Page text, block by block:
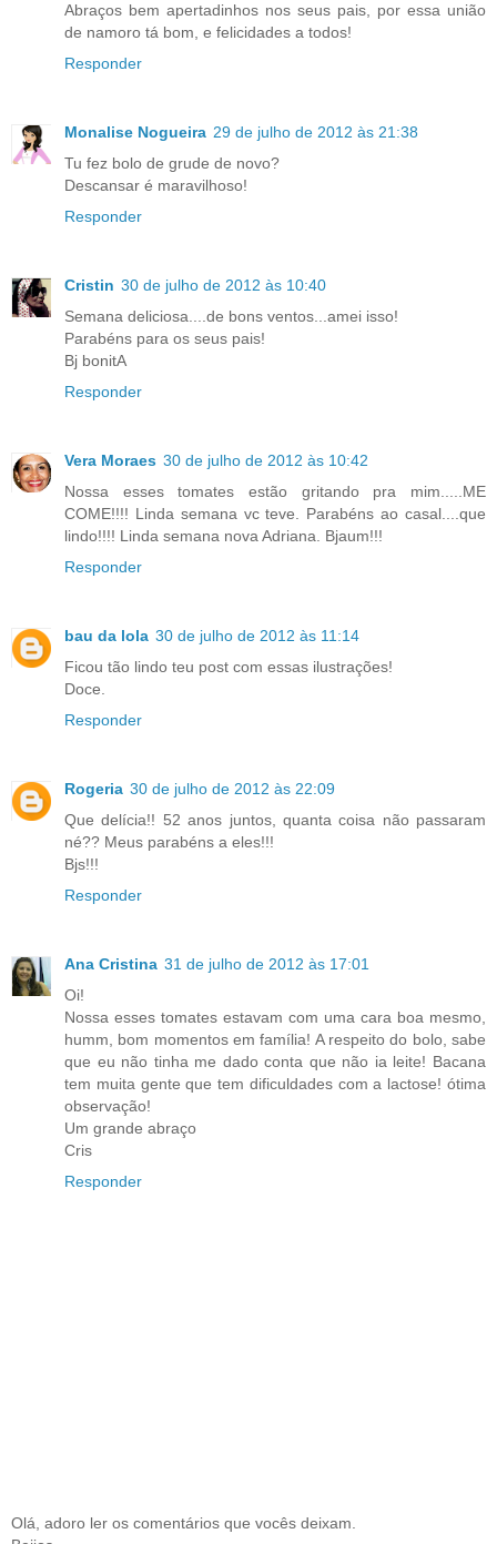
Abraços bem apertadinhos nos seus pais, por essa união
de namoro tá bom, e felicidades a todos!
Responder
Monalise Nogueira 29 de julho de 2012 às 21:38
Tu fez bolo de grude de novo?
Descansar é maravilhoso!
Responder
Cristin 30 de julho de 2012 às 10:40
Semana deliciosa....de bons ventos...amei isso!
Parabéns para os seus pais!
Bj bonitA
Responder
Vera Moraes 30 de julho de 2012 às 10:42
Nossa esses tomates estão gritando pra mim.....ME
COME!!!! Linda semana vc teve. Parabéns ao casal....que
lindo!!!! Linda semana nova Adriana. Bjaum!!!
Responder
bau da lola 30 de julho de 2012 às 11:14
Ficou tão lindo teu post com essas ilustrações!
Doce.
Responder
Rogeria 30 de julho de 2012 às 22:09
Que delícia!! 52 anos juntos, quanta coisa não passaram
né?? Meus parabéns a eles!!!
Bjs!!!
Responder
Ana Cristina 31 de julho de 2012 às 17:01
Oi!
Nossa esses tomates estavam com uma cara boa mesmo,
humm, bom momentos em família! A respeito do bolo, sabe
que eu não tinha me dado conta que não ia leite! Bacana
tem muita gente que tem dificuldades com a lactose! ótima
observação!
Um grande abraço
Cris
Responder
Olá, adoro ler os comentários que vocês deixam.